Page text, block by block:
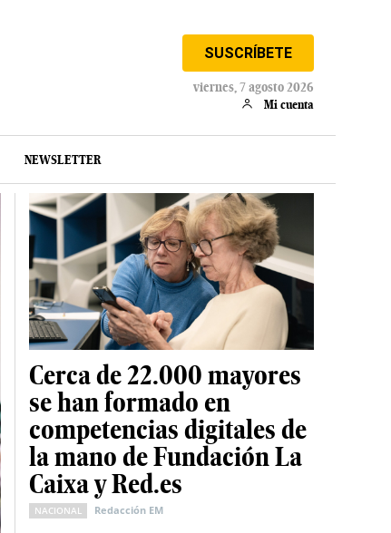
SUSCRÍBETE
viernes, 7 agosto 2026
Mi cuenta
NEWSLETTER
Cerca de 22.000 mayores
se han formado en
competencias digitales de
la mano de Fundación La
Caixa y Red.es
NACIONAL Redacción EM